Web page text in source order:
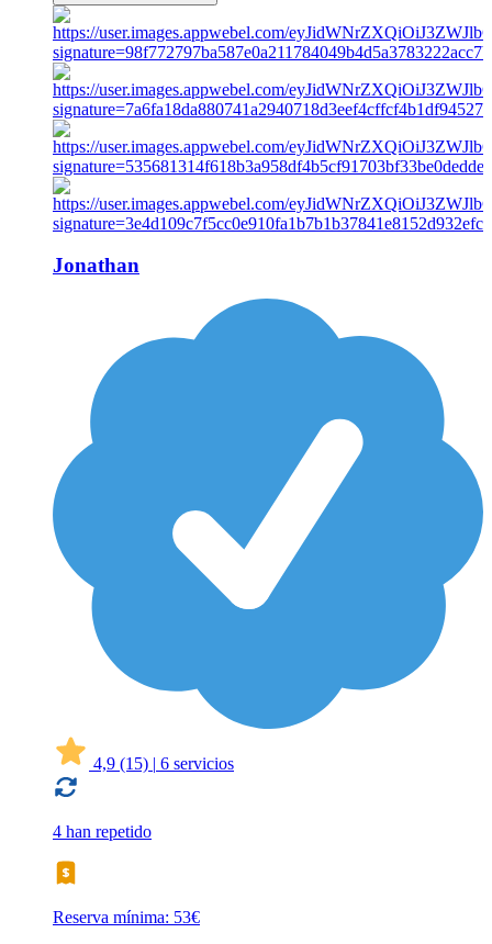
Jonathan
4,9 (15) | 6 servicios
4 han repetido
Reserva mínima: 53€